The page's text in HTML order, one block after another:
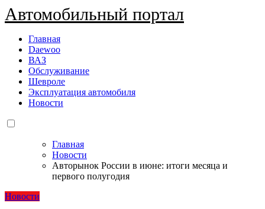
Автомобильный портал
Главная
Daewoo
ВАЗ
Обслуживание
Шевроле
Эксплуатация автомобиля
Новости
Главная
Новости
Авторынок России в июне: итоги месяца и
первого полугодия
Новости